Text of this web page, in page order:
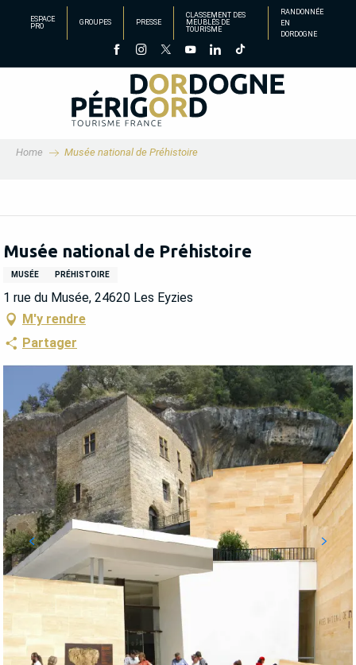
principal
ESPACE
PRO
GROUPES PRESSE
CLASSEMENT DES
MEUBLÉS DE
TOURISME
RANDONNÉE
EN
DORDOGNE
Home Musée national de Préhistoire
Musée national de Préhistoire
MUSÉE PRÉHISTOIRE
1 rue du Musée, 24620 Les Eyzies
M'y rendre
Partager